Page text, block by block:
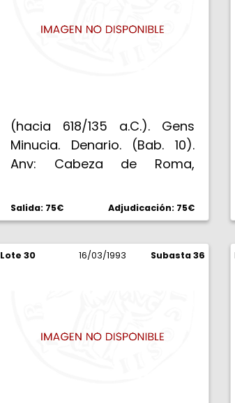
(hacia 618/135 a.C.). Gens
Minucia. Denario. (Bab. 10).
Anv: Cabeza de Roma,
AVGVRNI. (sic) ROMA.
Columna rematada por
estatua, con la base
adornada de espigas, entre
lituo. 3,85 g. Muy rara.
Salida: 75€ Adjudicación: 75€
Lote 30 16/03/1993 Subasta 36